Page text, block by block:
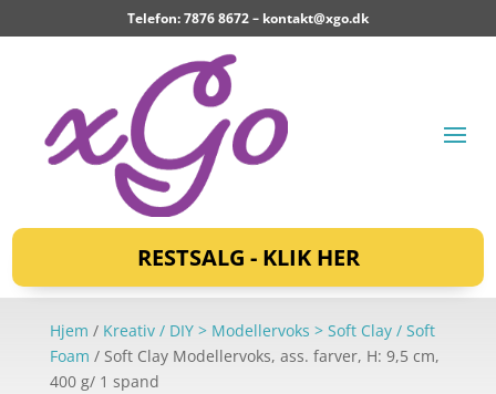
Telefon: 7876 8672 – kontakt@xgo.dk
RESTSALG - KLIK HER
Hjem / Kreativ / DIY > Modellervoks > Soft Clay / Soft
Foam / Soft Clay Modellervoks, ass. farver, H: 9,5 cm,
400 g/ 1 spand